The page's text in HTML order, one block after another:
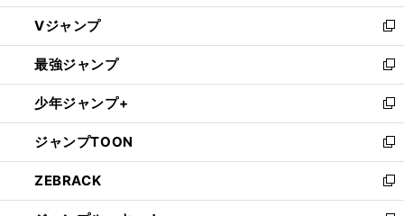
ウ
ィ
ン
ド
ウ
で
開
く
し
い
ウ
ィ
ン
ド
ウ
で
開
く
Vジャンプ
新
し
い
ウ
ィ
ン
ド
ウ
で
開
最強ジャンプ
新
し
い
ウ
ィ
ン
ド
ウ
少年ジャンプ+
新
し
い
ウ
ィ
ン
ジャンプTOON
新
し
い
ウ
ZEBRACK
新
し